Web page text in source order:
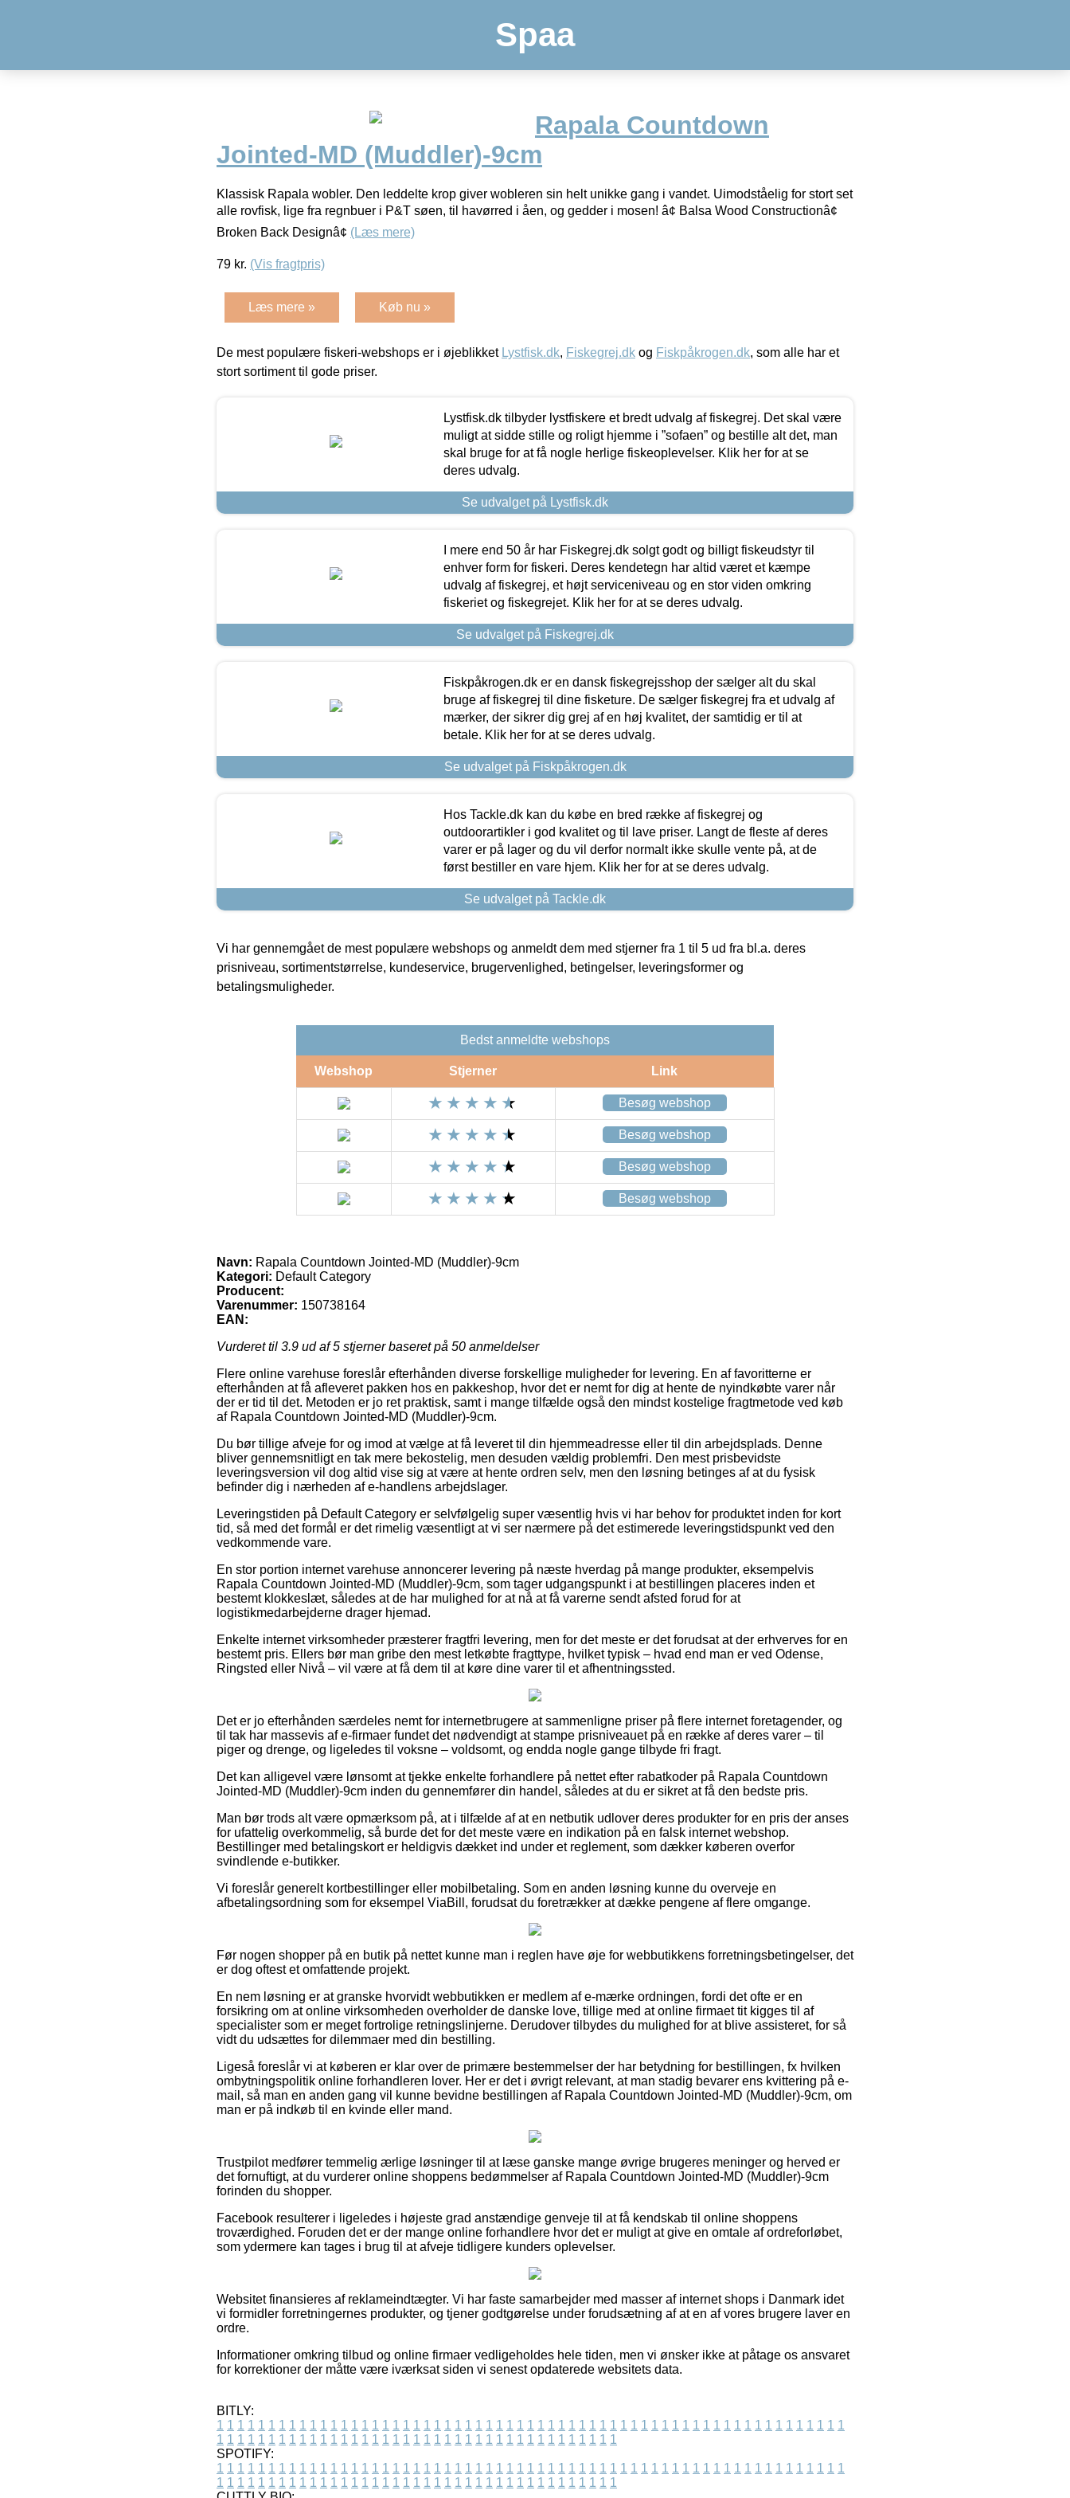
Spaa
Rapala Countdown
Jointed-MD (Muddler)-9cm
Klassisk Rapala wobler. Den leddelte krop giver wobleren sin helt unikke gang i vandet. Uimodståelig for stort set
alle rovfisk, lige fra regnbuer i P&T søen, til havørred i åen, og gedder i mosen! â¢ Balsa Wood Constructionâ¢
Broken Back Designâ¢ (Læs mere)
79 kr. (Vis fragtpris)
Læs mere » Køb nu »
De mest populære fiskeri-webshops er i øjeblikket Lystfisk.dk, Fiskegrej.dk og Fiskpåkrogen.dk, som alle har et
stort sortiment til gode priser.
Lystfisk.dk tilbyder lystfiskere et bredt udvalg af fiskegrej. Det skal være
muligt at sidde stille og roligt hjemme i ”sofaen” og bestille alt det, man
skal bruge for at få nogle herlige fiskeoplevelser. Klik her for at se
deres udvalg.
Se udvalget på Lystfisk.dk
I mere end 50 år har Fiskegrej.dk solgt godt og billigt fiskeudstyr til
enhver form for fiskeri. Deres kendetegn har altid været et kæmpe
udvalg af fiskegrej, et højt serviceniveau og en stor viden omkring
fiskeriet og fiskegrejet. Klik her for at se deres udvalg.
Se udvalget på Fiskegrej.dk
Fiskpåkrogen.dk er en dansk fiskegrejsshop der sælger alt du skal
bruge af fiskegrej til dine fisketure. De sælger fiskegrej fra et udvalg af
mærker, der sikrer dig grej af en høj kvalitet, der samtidig er til at
betale. Klik her for at se deres udvalg.
Se udvalget på Fiskpåkrogen.dk
Hos Tackle.dk kan du købe en bred række af fiskegrej og
outdoorartikler i god kvalitet og til lave priser. Langt de fleste af deres
varer er på lager og du vil derfor normalt ikke skulle vente på, at de
først bestiller en vare hjem. Klik her for at se deres udvalg.
Se udvalget på Tackle.dk
Vi har gennemgået de mest populære webshops og anmeldt dem med stjerner fra 1 til 5 ud fra bl.a. deres
prisniveau, sortimentstørrelse, kundeservice, brugervenlighed, betingelser, leveringsformer og
betalingsmuligheder.
Bedst anmeldte webshops
Webshop Stjerner Link
Besøg webshop
Besøg webshop
Besøg webshop
Besøg webshop
Navn: Rapala Countdown Jointed-MD (Muddler)-9cm
Kategori: Default Category
Producent:
Varenummer: 150738164
EAN:
Vurderet til 3.9 ud af 5 stjerner baseret på 50 anmeldelser
Flere online varehuse foreslår efterhånden diverse forskellige muligheder for levering. En af favoritterne er
efterhånden at få afleveret pakken hos en pakkeshop, hvor det er nemt for dig at hente de nyindkøbte varer når
der er tid til det. Metoden er jo ret praktisk, samt i mange tilfælde også den mindst kostelige fragtmetode ved køb
af Rapala Countdown Jointed-MD (Muddler)-9cm.
Du bør tillige afveje for og imod at vælge at få leveret til din hjemmeadresse eller til din arbejdsplads. Denne
bliver gennemsnitligt en tak mere bekostelig, men desuden vældig problemfri. Den mest prisbevidste
leveringsversion vil dog altid vise sig at være at hente ordren selv, men den løsning betinges af at du fysisk
befinder dig i nærheden af e-handlens arbejdslager.
Leveringstiden på Default Category er selvfølgelig super væsentlig hvis vi har behov for produktet inden for kort
tid, så med det formål er det rimelig væsentligt at vi ser nærmere på det estimerede leveringstidspunkt ved den
vedkommende vare.
En stor portion internet varehuse annoncerer levering på næste hverdag på mange produkter, eksempelvis
Rapala Countdown Jointed-MD (Muddler)-9cm, som tager udgangspunkt i at bestillingen placeres inden et
bestemt klokkeslæt, således at de har mulighed for at nå at få varerne sendt afsted forud for at
logistikmedarbejderne drager hjemad.
Enkelte internet virksomheder præsterer fragtfri levering, men for det meste er det forudsat at der erhverves for en
bestemt pris. Ellers bør man gribe den mest letkøbte fragttype, hvilket typisk – hvad end man er ved Odense,
Ringsted eller Nivå – vil være at få dem til at køre dine varer til et afhentningssted.
Det er jo efterhånden særdeles nemt for internetbrugere at sammenligne priser på flere internet foretagender, og
til tak har massevis af e-firmaer fundet det nødvendigt at stampe prisniveauet på en række af deres varer – til
piger og drenge, og ligeledes til voksne – voldsomt, og endda nogle gange tilbyde fri fragt.
Det kan alligevel være lønsomt at tjekke enkelte forhandlere på nettet efter rabatkoder på Rapala Countdown
Jointed-MD (Muddler)-9cm inden du gennemfører din handel, således at du er sikret at få den bedste pris.
Man bør trods alt være opmærksom på, at i tilfælde af at en netbutik udlover deres produkter for en pris der anses
for ufattelig overkommelig, så burde det for det meste være en indikation på en falsk internet webshop.
Bestillinger med betalingskort er heldigvis dækket ind under et reglement, som dækker køberen overfor
svindlende e-butikker.
Vi foreslår generelt kortbestillinger eller mobilbetaling. Som en anden løsning kunne du overveje en
afbetalingsordning som for eksempel ViaBill, forudsat du foretrækker at dække pengene af flere omgange.
Før nogen shopper på en butik på nettet kunne man i reglen have øje for webbutikkens forretningsbetingelser, det
er dog oftest et omfattende projekt.
En nem løsning er at granske hvorvidt webbutikken er medlem af e-mærke ordningen, fordi det ofte er en
forsikring om at online virksomheden overholder de danske love, tillige med at online firmaet tit kigges til af
specialister som er meget fortrolige retningslinjerne. Derudover tilbydes du mulighed for at blive assisteret, for så
vidt du udsættes for dilemmaer med din bestilling.
Ligeså foreslår vi at køberen er klar over de primære bestemmelser der har betydning for bestillingen, fx hvilken
ombytningspolitik online forhandleren lover. Her er det i øvrigt relevant, at man stadig bevarer ens kvittering på e-
mail, så man en anden gang vil kunne bevidne bestillingen af Rapala Countdown Jointed-MD (Muddler)-9cm, om
man er på indkøb til en kvinde eller mand.
Trustpilot medfører temmelig ærlige løsninger til at læse ganske mange øvrige brugeres meninger og herved er
det fornuftigt, at du vurderer online shoppens bedømmelser af Rapala Countdown Jointed-MD (Muddler)-9cm
forinden du shopper.
Facebook resulterer i ligeledes i højeste grad anstændige genveje til at få kendskab til online shoppens
troværdighed. Foruden det er der mange online forhandlere hvor det er muligt at give en omtale af ordreforløbet,
som ydermere kan tages i brug til at afveje tidligere kunders oplevelser.
Websitet finansieres af reklameindtægter. Vi har faste samarbejder med masser af internet shops i Danmark idet
vi formidler forretningernes produkter, og tjener godtgørelse under forudsætning af at en af vores brugere laver en
ordre.
Informationer omkring tilbud og online firmaer vedligeholdes hele tiden, men vi ønsker ikke at påtage os ansvaret
for korrektioner der måtte være iværksat siden vi senest opdaterede websitets data.
BITLY:
1 1 1 1 1 1 1 1 1 1 1 1 1 1 1 1 1 1 1 1 1 1 1 1 1 1 1 1 1 1 1 1 1 1 1 1 1 1 1 1 1 1 1 1 1 1 1 1 1 1 1 1 1 1 1 1 1 1 1 1 1
1 1 1 1 1 1 1 1 1 1 1 1 1 1 1 1 1 1 1 1 1 1 1 1 1 1 1 1 1 1 1 1 1 1 1 1 1 1 1
SPOTIFY:
1 1 1 1 1 1 1 1 1 1 1 1 1 1 1 1 1 1 1 1 1 1 1 1 1 1 1 1 1 1 1 1 1 1 1 1 1 1 1 1 1 1 1 1 1 1 1 1 1 1 1 1 1 1 1 1 1 1 1 1 1
1 1 1 1 1 1 1 1 1 1 1 1 1 1 1 1 1 1 1 1 1 1 1 1 1 1 1 1 1 1 1 1 1 1 1 1 1 1 1